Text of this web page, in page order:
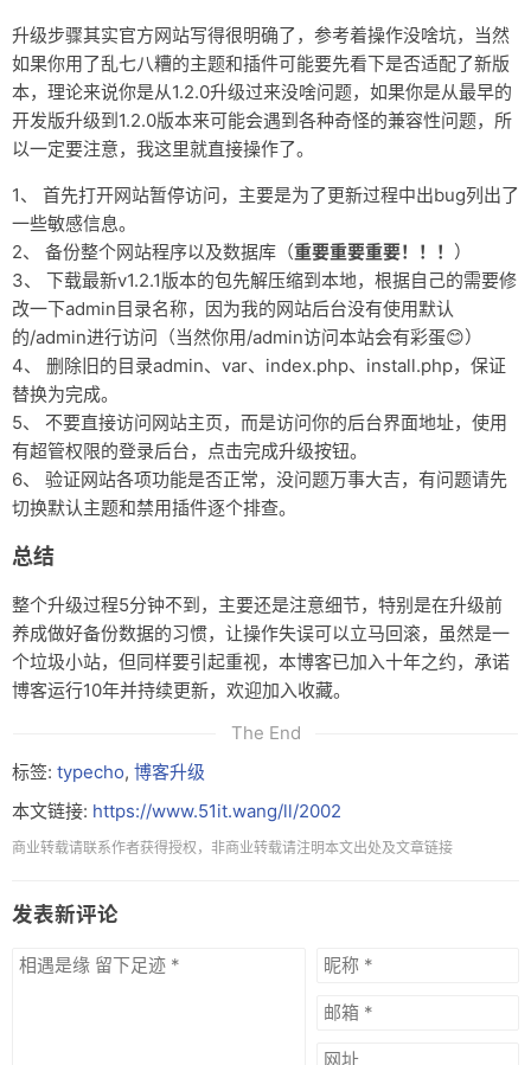
友链
关于
升级步骤其实官方网站写得很明确了，参考着操作没啥坑，当然
如果你用了乱七八糟的主题和插件可能要先看下是否适配了新版
本，理论来说你是从1.2.0升级过来没啥问题，如果你是从最早的
开发版升级到1.2.0版本来可能会遇到各种奇怪的兼容性问题，所
以一定要注意，我这里就直接操作了。
1、 首先打开网站暂停访问，主要是为了更新过程中出bug列出了
一些敏感信息。
2、 备份整个网站程序以及数据库（重要重要重要！！！ ）
3、 下载最新v1.2.1版本的包先解压缩到本地，根据自己的需要修
改一下admin目录名称，因为我的网站后台没有使用默认
的/admin进行访问（当然你用/admin访问本站会有彩蛋😊）
4、 删除旧的目录admin、var、index.php、install.php，保证
替换为完成。
5、 不要直接访问网站主页，而是访问你的后台界面地址，使用
有超管权限的登录后台，点击完成升级按钮。
6、 验证网站各项功能是否正常，没问题万事大吉，有问题请先
切换默认主题和禁用插件逐个排查。
总结
整个升级过程5分钟不到，主要还是注意细节，特别是在升级前
养成做好备份数据的习惯，让操作失误可以立马回滚，虽然是一
个垃圾小站，但同样要引起重视，本博客已加入十年之约，承诺
博客运行10年并持续更新，欢迎加入收藏。
The End
标签: typecho, 博客升级
本文链接: https://www.51it.wang/ll/2002
商业转载请联系作者获得授权，非商业转载请注明本文出处及文章链接
发表新评论